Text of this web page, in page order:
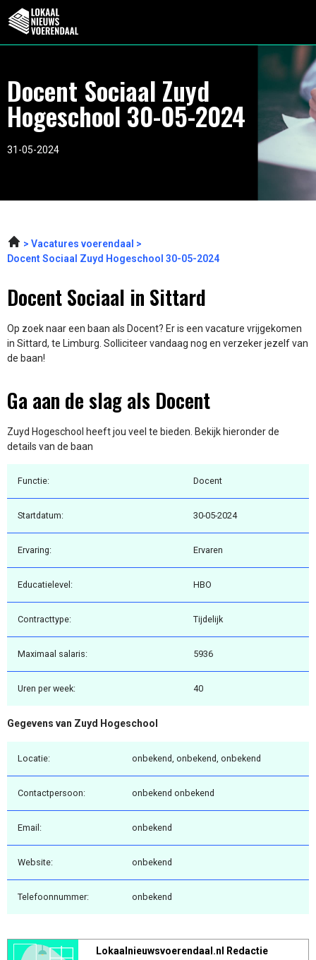
Docent Sociaal Zuyd
Hogeschool 30-05-2024
31-05-2024
Vacatures voerendaal
Docent Sociaal Zuyd Hogeschool 30-05-2024
Docent Sociaal in Sittard
Op zoek naar een baan als Docent? Er is een vacature vrijgekomen
in Sittard, te Limburg. Solliciteer vandaag nog en verzeker jezelf van
de baan!
Ga aan de slag als Docent
Zuyd Hogeschool heeft jou veel te bieden. Bekijk hieronder de
details van de baan
Functie: Docent
Startdatum: 30-05-2024
Ervaring: Ervaren
Educatielevel: HBO
Contracttype: Tijdelijk
Maximaal salaris: 5936
Uren per week: 40
Gegevens van Zuyd Hogeschool
Locatie: onbekend, onbekend, onbekend
Contactpersoon: onbekend onbekend
Email: onbekend
Website: onbekend
Telefoonnummer: onbekend
Lokaalnieuwsvoerendaal.nl Redactie